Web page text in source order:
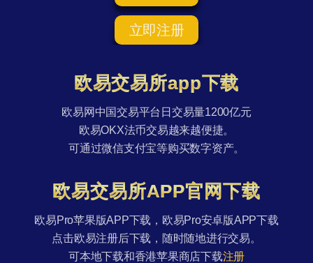
立即注册
欧易交易所app下载
欧易网中国交易平台日交易量1200亿元
欧易OKX法币交易越来越便捷。
可通过微信支付宝等购买数字资产。
欧易交易所APP官网下载
欧易Pro苹果版APP下载，欧易Pro安卓版APP下载
点击欧易注册后下载，随时随地进行交易。
可本地下载和香港苹果商店下载注册